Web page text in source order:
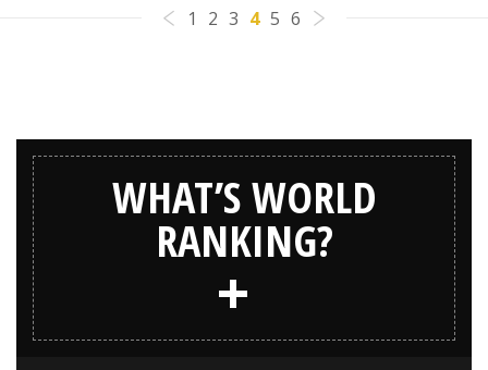
1 2 3 4 5 6
WHAT’S WORLD
RANKING?
+